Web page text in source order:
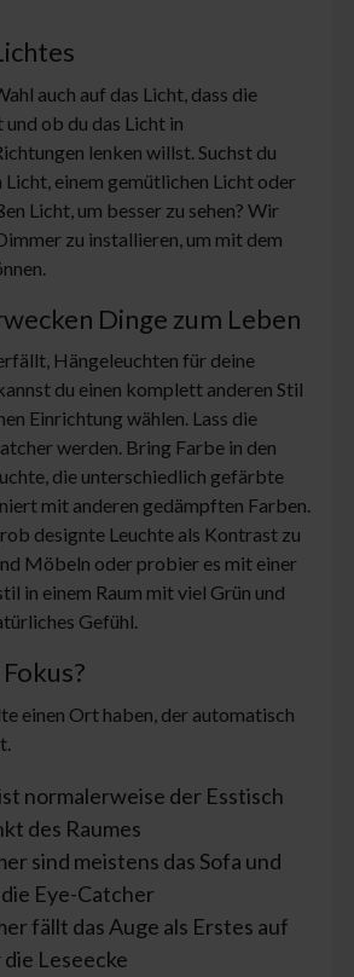
auch auf das Licht, dass die
ob du das Licht in
lenken willst. Suchst du
Licht, einem gemütlichen Licht oder
Licht, um besser zu sehen? Wir
zu installieren, um mit dem
Dinge zum Leben
Hängeleuchten für deine
du einen komplett anderen Stil
Einrichtung wählen. Lass die
werden. Bring Farbe in den
die unterschiedlich gefärbte
mit anderen gedämpften Farben.
designte Leuchte als Kontrast zu
Möbeln oder probier es mit einer
in einem Raum mit viel Grün und
Gefühl.
einen Ort haben, der automatisch
normalerweise der Esstisch
des Raumes
sind meistens das Sofa und
Eye-Catcher
fällt das Auge als Erstes auf
Leseecke